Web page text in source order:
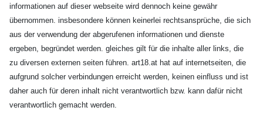
informationen auf dieser webseite wird dennoch keine gewähr
übernommen. insbesondere können keinerlei rechtsansprüche, die sich
aus der verwendung der abgerufenen informationen und dienste
ergeben, begründet werden. gleiches gilt für die inhalte aller links, die
zu diversen externen seiten führen. art18.at hat auf internetseiten, die
aufgrund solcher verbindungen erreicht werden, keinen einfluss und ist
daher auch für deren inhalt nicht verantwortlich bzw. kann dafür nicht
verantwortlich gemacht werden.